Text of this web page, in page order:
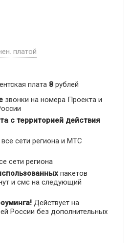
платой
плата 8 рублей
звонки на номера Проекта и
с территорией действия
все сети региона и МТС
сети региона
пакетов
и смс на следующий
Действует на
России без дополнительных